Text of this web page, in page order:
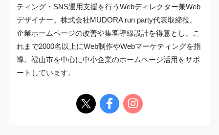
ティング・SNS運用支援を行うWebディレクター兼Web
デザイナー。株式会社MUDORA run party代表取締役。
企業ホームページの改善や集客導線設計を得意とし、こ
れまで2000名以上にWeb制作やWebマーケティングを指
導。福山市を中心に中小企業のホームページ活用をサポ
ートしています。